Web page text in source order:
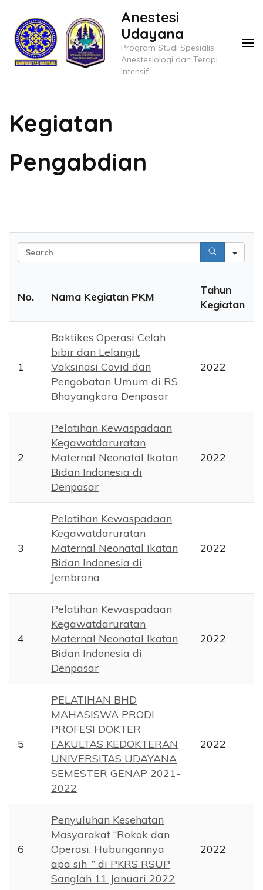
content
(Press
Anestesi
Udayana
Program Studi Spesialis
Anestesiologi dan Terapi
Intensif
Kegiatan
Pengabdian
No. Nama Kegiatan PKM
Tahun
Kegiatan
1
Baktikes Operasi Celah
bibir dan Lelangit,
Vaksinasi Covid dan
Pengobatan Umum di RS
Bhayangkara Denpasar
2022
2
Pelatihan Kewaspadaan
Kegawatdaruratan
Maternal Neonatal Ikatan
Bidan Indonesia di
Denpasar
2022
3
Pelatihan Kewaspadaan
Kegawatdaruratan
Maternal Neonatal Ikatan
Bidan Indonesia di
Jembrana
2022
4
Pelatihan Kewaspadaan
Kegawatdaruratan
Maternal Neonatal Ikatan
Bidan Indonesia di
Denpasar
2022
5
PELATIHAN BHD
MAHASISWA PRODI
PROFESI DOKTER
FAKULTAS KEDOKTERAN
UNIVERSITAS UDAYANA
SEMESTER GENAP 2021-
2022
2022
6
Penyuluhan Kesehatan
Masyarakat “Rokok dan
Operasi. Hubungannya
apa sih_” di PKRS RSUP
Sanglah 11 Januari 2022
2022